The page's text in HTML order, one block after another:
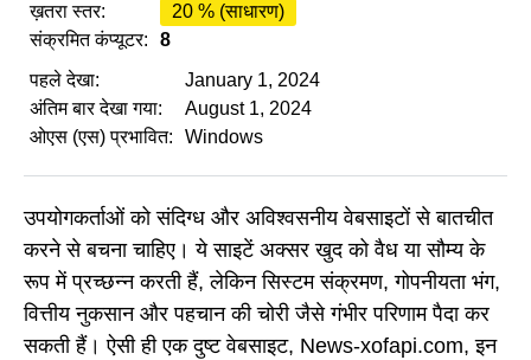
ख़तरा स्तर:
20 % (साधारण)
संक्रमित कंप्यूटर:
8
पहले देखा:
January 1, 2024
अंतिम बार देखा गया:
August 1, 2024
ओएस (एस) प्रभावित:
Windows
उपयोगकर्ताओं को संदिग्ध और अविश्वसनीय वेबसाइटों से बातचीत
करने से बचना चाहिए। ये साइटें अक्सर खुद को वैध या सौम्य के
रूप में प्रच्छन्न करती हैं, लेकिन सिस्टम संक्रमण, गोपनीयता भंग,
वित्तीय नुकसान और पहचान की चोरी जैसे गंभीर परिणाम पैदा कर
सकती हैं। ऐसी ही एक दुष्ट वेबसाइट, News-xofapi.com, इन